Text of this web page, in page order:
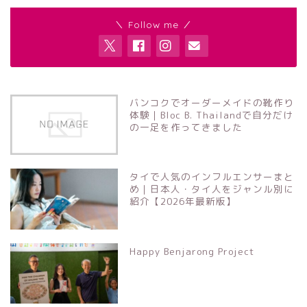
＼ Follow me ／
バンコクでオーダーメイドの靴作り
体験｜Bloc B. Thailandで自分だけ
の一足を作ってきました
タイで人気のインフルエンサーまと
め｜日本人・タイ人をジャンル別に
紹介【2026年最新版】
Happy Benjarong Project